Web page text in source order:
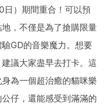
日）期間重合！可以預
，不僅是為了搶購限量
GD的音樂魔力。想要
議大家盡早去打卡。這
為一個超治癒的貓咪樂
仔，還能感受到滿滿的